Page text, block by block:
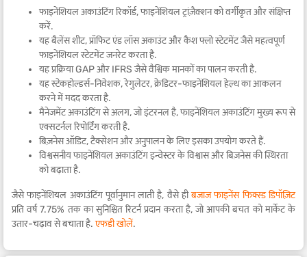
फाइनेंशियल अकाउंटिंग रिकॉर्ड, फाइनेंशियल ट्रांज़ैक्शन को वर्गीकृत और संक्षिप्त
करें.
यह बैलेंस शीट, प्रॉफिट एंड लॉस अकाउंट और कैश फ्लो स्टेटमेंट जैसे महत्वपूर्ण
फाइनेंशियल स्टेटमेंट जनरेट करता है.
यह प्रक्रिया GAPऔर IFRS जैसे वैश्विक मानकों का पालन करती है.
यह स्टेकहोल्डर्स-निवेशक, रेगुलेटर, क्रेडिटर-फाइनेंशियल हेल्थ का आकलन
करने में मदद करता है.
मैनेजमेंट अकाउंटिंग से अलग, जो इंटरनल है, फाइनेंशियल अकाउंटिंग मुख्य रूप से
एक्सटर्नल रिपोर्टिंग करती है.
बिज़नेस ऑडिट, टैक्सेशन और अनुपालन के लिए इसका उपयोग करते हैं.
विश्वसनीय फाइनेंशियल अकाउंटिंग इन्वेस्टर के विश्वास और बिज़नेस की स्थिरता
को बढ़ाता है.
जैसे फाइनेंशियल अकाउंटिंग पूर्वानुमान लाती है, वैसे हीबजाज फाइनेंस फिक्स्ड डिपॉज़िट
प्रति वर्ष 7.75% तक का सुनिश्चित रिटर्न प्रदान करता है, जो आपकी बचत को मार्केट के
उतार-चढ़ाव से बचाता है.एफडी खोलें.